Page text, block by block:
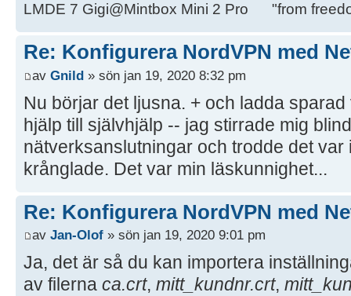
LMDE 7 Gigi@Mintbox Mini 2 Pro "from
Re: Konfigurera NordVPN med
av Gnild » sön jan 19, 2020 8:32 pm
Nu börjar det ljusna. + och ladda
hjälp till självhjälp -- jag stirrade mig
nätverksanslutningar och trodde det var
krånglade. Det var min läskunnighet...
Re: Konfigurera NordVPN med
av Jan-Olof » sön jan 19, 2020 9:01 pm
Ja, det är så du kan importera
av filerna ca.crt, mitt_kundnr.crt,